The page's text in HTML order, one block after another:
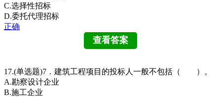
C.选择性招标
D.委托代理招标
正确
17.(单选题)7．建筑工程项目的投标人一般不包括（ ）。
A.勘察设计企业
B.施工企业